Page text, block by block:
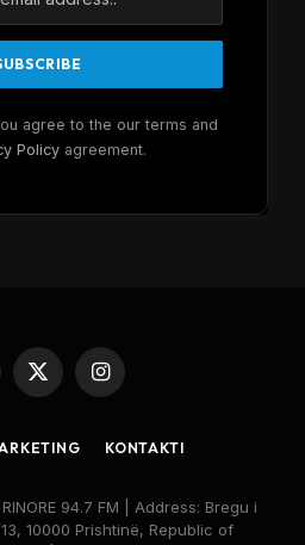
agree to the our terms and
Policyagreement.
X
(Twitter)
Instagram
KONTAKTI
94.7 FM | Address: Bregu i
10000 Prishtinë, Republic of